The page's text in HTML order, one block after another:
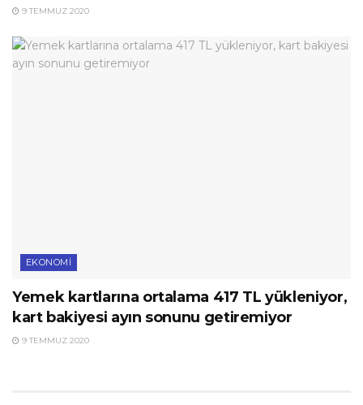
9 TEMMUZ 2020
EKONOMI
Yemek kartlarına ortalama 417 TL yükleniyor,
kart bakiyesi ayın sonunu getiremiyor
9 TEMMUZ 2020